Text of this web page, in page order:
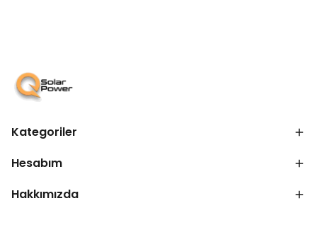
Kategoriler
Hesabım
Hakkımızda